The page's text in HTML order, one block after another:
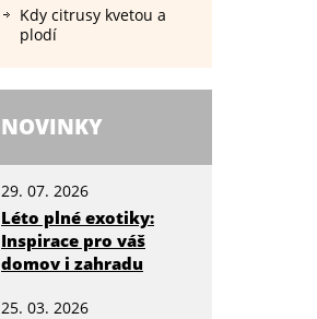
Kdy citrusy kvetou a
plodí
NOVINKY
29. 07. 2026
Léto plné exotiky:
Inspirace pro váš
domov i zahradu
25. 03. 2026